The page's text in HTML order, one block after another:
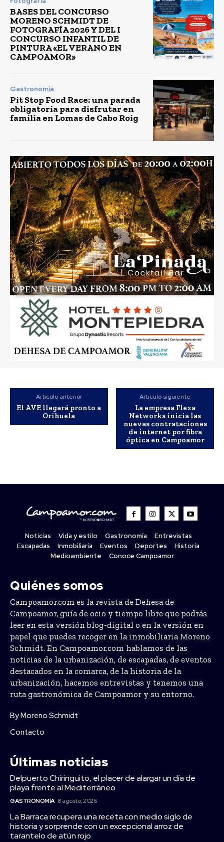
BASES DEL CONCURSO
MORENO SCHMIDT DE
FOTOGRAFÍA 2026 Y DEL I
CONCURSO INFANTIL DE
PINTURA «EL VERANO EN
CAMPOAMOR»
Gastronomía
Pit Stop Food Race: una parada
obligatoria para disfrutar en
familia en Lomas de Cabo Roig
Artículo anterior
El AVE llegará pronto a
Orihuela
Artículo siguiente
La empresa Flexa
Networks inicia las
nuevas contrataciones
de internet por fibra
óptica en Campoamor
Noticias Vida y estilo Gastronomía
Entrevistas
Escapadas
Inmobiliaria Eventos Deportes
Historia
Medioambiente
Conoce Campoamor
Quiénes somos
Campoamor.com es la revista de Dehesa de
Campoamor, guía de ocio y tiempo libre que podrás
leer en esta versión blog-digital o en la versión en
papel que puedes recoger en la inmobiliaria Moreno
Schmidt. En Campoamor.com hablamos de las
noticias de la urbanización, de escapadas, de eventos
destacados en la comarca, de la historia de la
urbanización, hacemos entrevistas y tenemos una
ruta gastronómica de Campoamor y su entorno.
By Moreno Schmidt
Contacto
Últimas noticias
Delpuerto Chiringuito, el placer de alargar un día de
playa frente al Mediterráneo
GASTRONOMÍA 8 agosto, 2026
La Barraca recupera una receta con medio siglo de
historia y sorprende con un excepcional arroz de
tarantelo de atún rojo